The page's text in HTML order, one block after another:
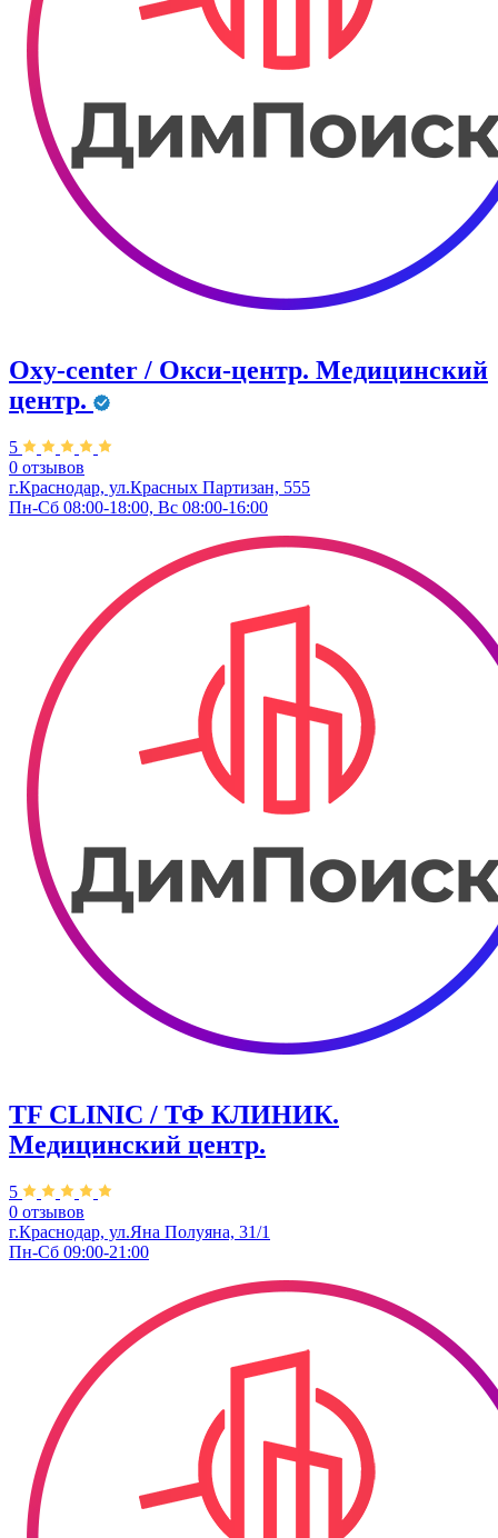
Oxy-center / Окси-центр. Медицинский
центр.
5
0 отзывов
г.Краснодар, ул.Красных Партизан, 555
Пн-Сб 08:00-18:00, Вс 08:00-16:00
TF CLINIC / ТФ КЛИНИК.
Медицинский центр.
5
0 отзывов
г.Краснодар, ул.​Яна Полуяна, 31/1
Пн-Сб 09:00-21:00